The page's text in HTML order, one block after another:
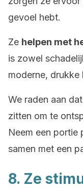
gevoel hebt.
Ze helpen met
is zowel
moderne, drukke
We raden aan
zitten om te
Neem een portie
samen met een
8. Ze